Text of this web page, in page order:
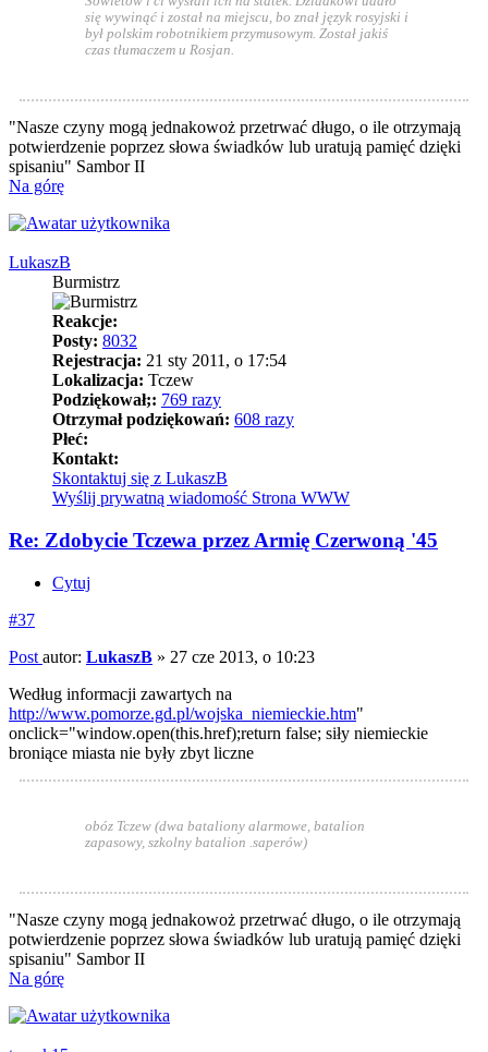
się wywinąć i został na miejscu, bo znał język rosyjski i
był polskim robotnikiem przymusowym. Został jakiś
czas tłumaczem u Rosjan.
"Nasze czyny mogą jednakowoż przetrwać długo, o ile otrzymają
potwierdzenie poprzez słowa świadków lub uratują pamięć dzięki
spisaniu" Sambor II
Na górę
LukaszB
Burmistrz
Reakcje:
Posty: 8032
Rejestracja: 21 sty 2011, o 17:54
Lokalizacja: Tczew
Podziękował;: 769 razy
Otrzymał podziękowań: 608 razy
Płeć:
Kontakt:
Skontaktuj się z LukaszB
Wyślij prywatną wiadomość Strona WWW
Re: Zdobycie Tczewa przez Armię Czerwoną '45
Cytuj
#37
Post autor: LukaszB » 27 cze 2013, o 10:23
Według informacji zawartych na
http://www.pomorze.gd.pl/wojska_niemieckie.htm"
onclick="window.open(this.href);return false; siły niemieckie
broniące miasta nie były zbyt liczne
obóz Tczew (dwa bataliony alarmowe, batalion
zapasowy, szkolny batalion .saperów)
"Nasze czyny mogą jednakowoż przetrwać długo, o ile otrzymają
potwierdzenie poprzez słowa świadków lub uratują pamięć dzięki
spisaniu" Sambor II
Na górę